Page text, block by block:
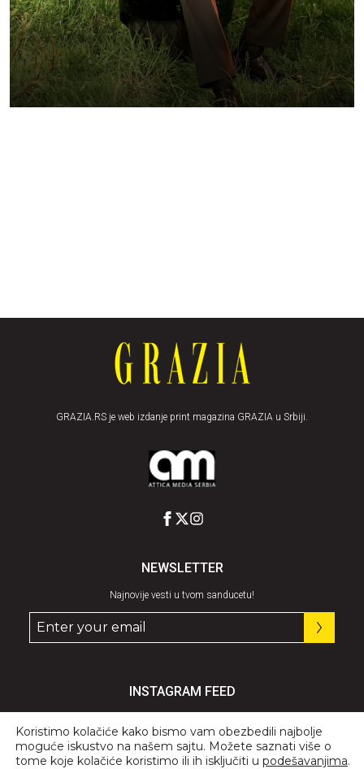
GRAZIA.RS je web izdanje print magazina GRAZIA u Srbiji.
NEWSLETTER
Najnovije vesti u tvom sanducetu!
INSTAGRAM FEED
Koristimo kolačiće kako bismo vam obezbedili najbolje
moguće iskustvo na našem sajtu. Možete saznati više o
tome koje kolačiće koristimo ili ih isključiti u podešavanjima.